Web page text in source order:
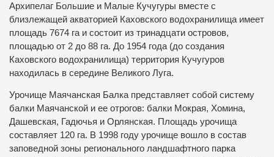
Архипелаг Большие и Малые Кучугуры вместе с
близлежащей акваторией Каховского водохранилища имеет
площадь 7674 га и состоит из тринадцати островов,
площадью от 2 до 88 га. До 1954 года (до создания
Каховского водохранилища) территория Кучугуров
находилась в середине Великого Луга.
Урочище Маячанская Балка представляет собой систему
балки Маячанской и ее отрогов: балки Мокрая, Хомина,
Дашевская, Гадючья и Орлянская. Площадь урочища
составляет 120 га. В 1998 году урочище вошло в состав
заповедной зоны регионального ландшафтного парка